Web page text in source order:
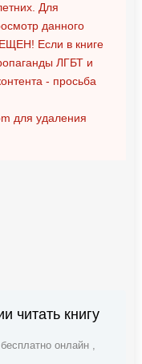
Для
данного
Если в книге
ЛГБТ и
- просьба
для удаления
читать книгу
онлайн ,